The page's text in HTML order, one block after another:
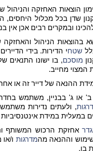
הוצאות האחזקה
שדן בכל מכלול היחסים,
ובמקרים רבים אכן אין
בהוצאות הניהול
שטחי הדירות. בידי
מוסכם, בו ישונו התנאים
המצוי מחייב.
ההנאה של דייר זה או
ב' או ג' בבניין, משתמש
, ולעתים נדירות
במעלית במידת
גדראחזקת הרכוש המשותף
וההנאה מהמדרגות ו/
בו.